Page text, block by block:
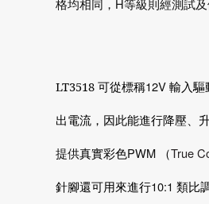
格均相同， H等級則經測試
LT3518 可從標稱12V 輸入驅
出電流，因此能進行降壓、
提供真實彩色PWM （True
針腳還可用來進行10:1 類比